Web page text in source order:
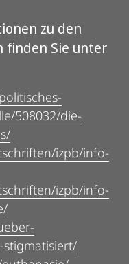
zu den
finden Sie unter
508032/die-
izpb/info-
izpb/info-